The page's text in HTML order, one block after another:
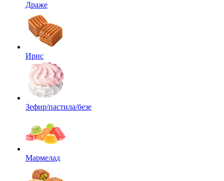
Драже
Ирис
Зефир/пастила/безе
Мармелад